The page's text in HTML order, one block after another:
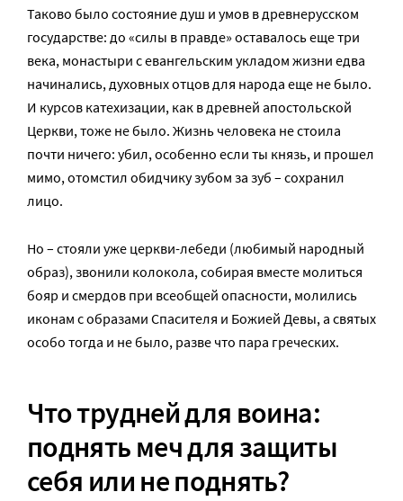
Таково было состояние душ и умов в древнерусском
государстве: до «силы в правде» оставалось еще три
века, монастыри с евангельским укладом жизни едва
начинались, духовных отцов для народа еще не было.
И курсов катехизации, как в древней апостольской
Церкви, тоже не было. Жизнь человека не стоила
почти ничего: убил, особенно если ты князь, и прошел
мимо, отомстил обидчику зубом за зуб – сохранил
лицо.
Но – стояли уже церкви-лебеди (любимый народный
образ), звонили колокола, собирая вместе молиться
бояр и смердов при всеобщей опасности, молились
иконам с образами Спасителя и Божией Девы, а святых
особо тогда и не было, разве что пара греческих.
Что трудней для воина:
поднять меч для защиты
себя или не поднять?